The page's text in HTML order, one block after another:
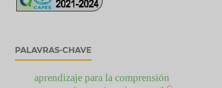
PALAVRAS-CHAVE
aprendizaje para la comprensión